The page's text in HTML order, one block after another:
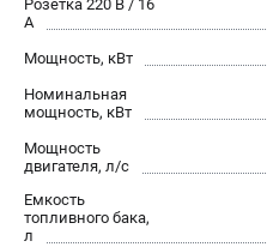
ТЕЛЕФОН
+7 (812)
Информация размещённая на
8 (812)
Розетка 220 В / 16
А
Мощность, кВт
Номинальная
мощность, кВт
Мощность
двигателя, л/с
Емкость
топливного бака,
л